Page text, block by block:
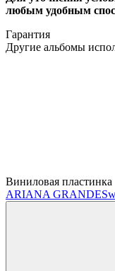
любым удобным
Гарантия
Другие альбомы
Виниловая пластинка
ARIANA GRANDE